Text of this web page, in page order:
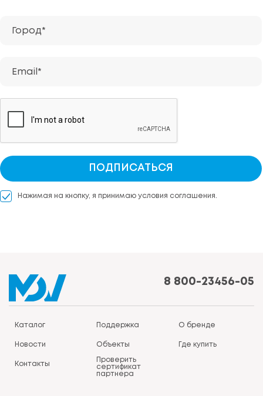
Город*
Email*
ПОДПИСАТЬСЯ
Нажимая на кнопку, я принимаю условия соглашения.
8 800-23456-05
Каталог Поддержка О бренде
Новости Объекты Где купить
Контакты
Проверить
сертификат
партнера